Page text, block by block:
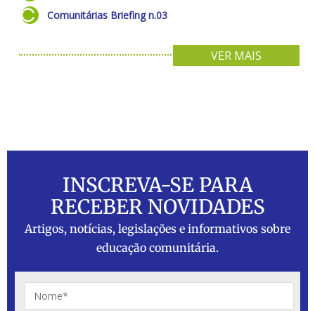
Comunitárias Briefing n.03
VER MAIS
INSCREVA-SE PARA
RECEBER NOVIDADES
Artigos, notícias, legislações e informativos sobre
educação comunitária.